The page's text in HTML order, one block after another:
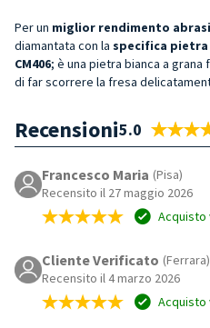
Per un miglior rendimento
diamantata con la specifica pietra
CM406; è una pietra bianca a
di far scorrere la fresa
Recensioni5.0
Francesco Maria (Pisa)
Recensito il 27 maggio 2026
Cliente Verificato (Ferrara)
Recensito il 4 marzo 2026